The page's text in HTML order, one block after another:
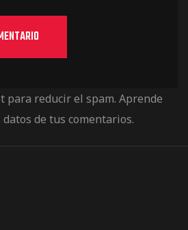
para reducir el spam. Aprende
de tus comentarios.